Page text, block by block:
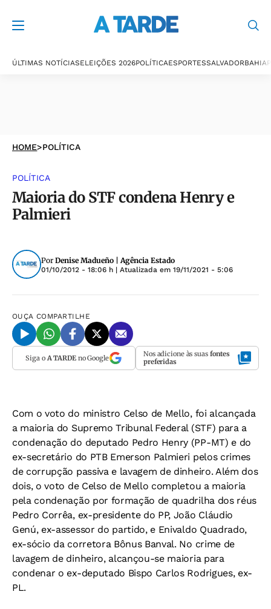
ÚLTIMAS NOTÍCIASELEIÇÕES 2026POLÍTICAESPORTESSALVADORBAHIA
HOME>POLÍTICA
POLÍTICA
Maioria do STF condena Henry e
Palmieri
Por Denise Madueño | Agência Estado
01/10/2012 - 18:06 h | Atualizada em 19/11/2021 - 5:06
OUÇA COMPARTILHE
Siga o A TARDEno Google Nos adicione às suas fontes
preferidas
Com o voto do ministro Celso de Mello, foi alcançada
a maioria do Supremo Tribunal Federal (STF) para a
condenação do deputado Pedro Henry (PP-MT) e do
ex-secretário do PTB Emerson Palmieri pelos crimes
de corrupção passiva e lavagem de dinheiro. Além dos
dois, o voto de Celso de Mello completou a maioria
pela condenação por formação de quadrilha dos réus
Pedro Corrêa, ex-presidente do PP, João Cláudio
Genú, ex-assessor do partido, e Enivaldo Quadrado,
ex-sócio da corretora Bônus Banval. No crime de
lavagem de dinheiro, alcançou-se maioria para
condenar o ex-deputado Bispo Carlos Rodrigues, ex-
PL.